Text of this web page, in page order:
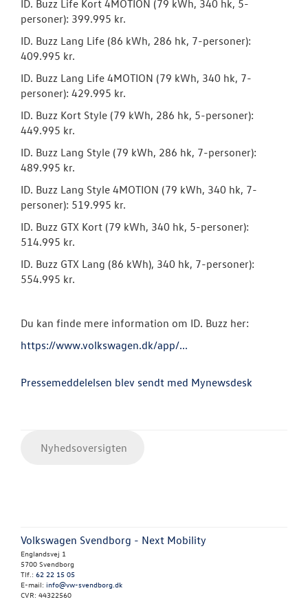
ID. Buzz Life Kort 4MOTION (79 kWh, 340 hk, 5-
personer): 399.995 kr.
ID. Buzz Lang Life (86 kWh, 286 hk, 7-personer):
409.995 kr.
ID. Buzz Lang Life 4MOTION (79 kWh, 340 hk, 7-
personer): 429.995 kr.
ID. Buzz Kort Style (79 kWh, 286 hk, 5-personer):
449.995 kr.
ID. Buzz Lang Style (79 kWh, 286 hk, 7-personer):
489.995 kr.
ID. Buzz Lang Style 4MOTION (79 kWh, 340 hk, 7-
personer): 519.995 kr.
ID. Buzz GTX Kort (79 kWh, 340 hk, 5-personer):
514.995 kr.
ID. Buzz GTX Lang (86 kWh), 340 hk, 7-personer):
554.995 kr.
Du kan finde mere information om ID. Buzz her:
https://www.volkswagen.dk/app/...
Pressemeddelelsen blev sendt med Mynewsdesk
Nyhedsoversigten
Volkswagen Svendborg - Next Mobility
Englandsvej 1
5700 Svendborg
Tlf.: 62 22 15 05
E-mail: info@vw-svendborg.dk
CVR: 44322560